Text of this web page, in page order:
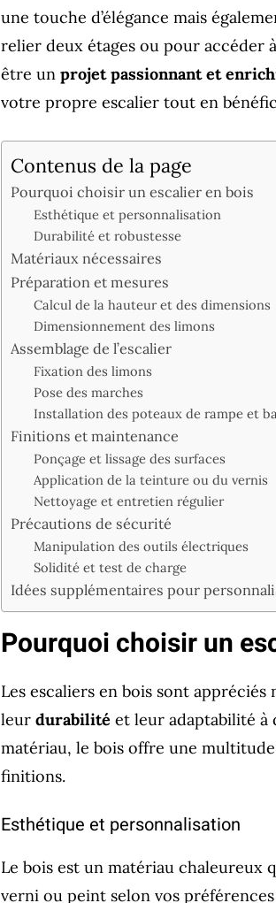
une touche d’élégance mais
relier deux étages ou pour accéder
être un projet passionnant et
votre propre escalier tout en
Contenus de la page
Pourquoi choisir un escalier en bois
Esthétique et personnalisation
Durabilité et robustesse
Matériaux nécessaires
Préparation et mesures
Calcul de la hauteur et des dimensions
Dimensionnement des limons
Assemblage de l’escalier
Fixation des limons
Pose des marches
Installation des poteaux de rampe et
Finitions et maintenance
Ponçage et lissage des surfaces
Application de la teinture ou du vernis
Nettoyage et entretien régulier
Précautions de sécurité
Manipulation des outils électriques
Solidité et test de charge
Idées supplémentaires pour
Pourquoi choisir un
Les escaliers en bois sont
leur durabilité et leur adaptabilité
matériau, le bois offre une multitude
finitions.
Esthétique et personnalisation
Le bois est un matériau chaleureux
verni ou peint selon vos